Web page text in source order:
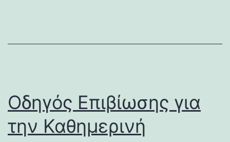
Οδηγός Επιβίωσης για
την Καθημερινή